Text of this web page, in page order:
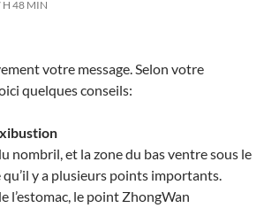
H 48 MIN
votre message. Selon votre
quelques conseils:
nombril, et la zone du bas ventre sous le
y a plusieurs points importants.
l’estomac, le point ZhongWan